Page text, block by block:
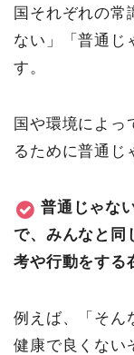
国それぞれの常
ない」「普通じ
す。
国や環境によっ
るために普通じ
普通じゃな
で、みんなと同
考や行動をする
例えば、「そん
健康で良くない